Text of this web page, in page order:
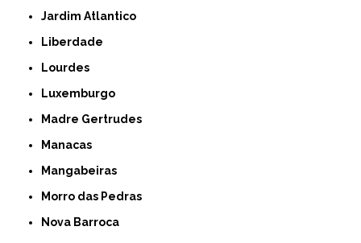
Jardim Atlantico
Liberdade
Lourdes
Luxemburgo
Madre Gertrudes
Manacas
Mangabeiras
Morro das Pedras
Nova Barroca